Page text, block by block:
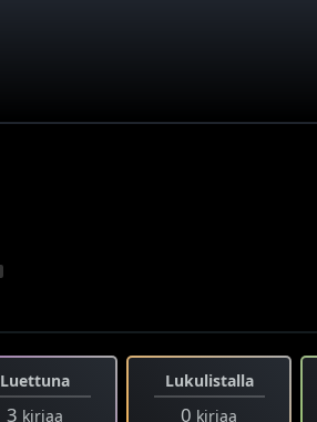
Luettuna
3 kirjaa
Lukulistalla
0 kirjaa